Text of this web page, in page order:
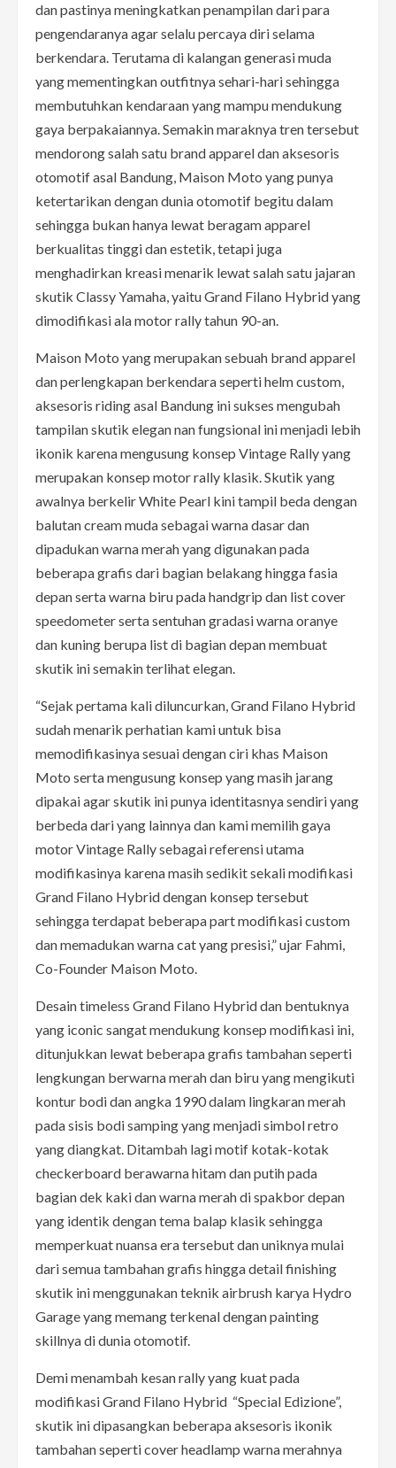
dan pastinya meningkatkan penampilan dari para
pengendaranya agar selalu percaya diri selama
berkendara. Terutama di kalangan generasi muda
yang mementingkan outfitnya sehari-hari sehingga
membutuhkan kendaraan yang mampu mendukung
gaya berpakaiannya. Semakin maraknya tren tersebut
mendorong salah satu brand apparel dan aksesoris
otomotif asal Bandung, Maison Moto yang punya
ketertarikan dengan dunia otomotif begitu dalam
sehingga bukan hanya lewat beragam apparel
berkualitas tinggi dan estetik, tetapi juga
menghadirkan kreasi menarik lewat salah satu jajaran
skutik Classy Yamaha, yaitu Grand Filano Hybrid yang
dimodifikasi ala motor rally tahun 90-an.
Maison Moto yang merupakan sebuah brand apparel
dan perlengkapan berkendara seperti helm custom,
aksesoris riding asal Bandung ini sukses mengubah
tampilan skutik elegan nan fungsional ini menjadi lebih
ikonik karena mengusung konsep Vintage Rally yang
merupakan konsep motor rally klasik. Skutik yang
awalnya berkelir White Pearl kini tampil beda dengan
balutan cream muda sebagai warna dasar dan
dipadukan warna merah yang digunakan pada
beberapa grafis dari bagian belakang hingga fasia
depan serta warna biru pada handgrip dan list cover
speedometer serta sentuhan gradasi warna oranye
dan kuning berupa list di bagian depan membuat
skutik ini semakin terlihat elegan.
“Sejak pertama kali diluncurkan, Grand Filano Hybrid
sudah menarik perhatian kami untuk bisa
memodifikasinya sesuai dengan ciri khas Maison
Moto serta mengusung konsep yang masih jarang
dipakai agar skutik ini punya identitasnya sendiri yang
berbeda dari yang lainnya dan kami memilih gaya
motor Vintage Rally sebagai referensi utama
modifikasinya karena masih sedikit sekali modifikasi
Grand Filano Hybrid dengan konsep tersebut
sehingga terdapat beberapa part modifikasi custom
dan memadukan warna cat yang presisi,” ujar Fahmi,
Co-Founder Maison Moto.
Desain timeless Grand Filano Hybrid dan bentuknya
yang iconic sangat mendukung konsep modifikasi ini,
ditunjukkan lewat beberapa grafis tambahan seperti
lengkungan berwarna merah dan biru yang mengikuti
kontur bodi dan angka 1990 dalam lingkaran merah
pada sisis bodi samping yang menjadi simbol retro
yang diangkat. Ditambah lagi motif kotak-kotak
checkerboard berawarna hitam dan putih pada
bagian dek kaki dan warna merah di spakbor depan
yang identik dengan tema balap klasik sehingga
memperkuat nuansa era tersebut dan uniknya mulai
dari semua tambahan grafis hingga detail finishing
skutik ini menggunakan teknik airbrush karya Hydro
Garage yang memang terkenal dengan painting
skillnya di dunia otomotif.
Demi menambah kesan rally yang kuat pada
modifikasi Grand Filano Hybrid “Special Edizione”,
skutik ini dipasangkan beberapa aksesoris ikonik
tambahan seperti cover headlamp warna merahnya